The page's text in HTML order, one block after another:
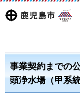
鹿児島
マグ
マシ
島市
事業契約までの
頭浄水場（甲系